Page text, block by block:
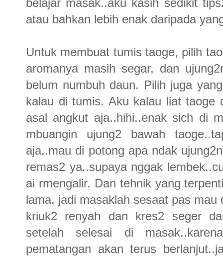
atau bahkan lebih enak daripada
Untuk membuat tumis taoge, pilih
aromanya masih segar, dan
belum numbuh daun. Pilih juga
kalau di tumis. Aku kalau liat taoge
asal angkut aja..hihi..enak sich di
mbuangin ujung2 bawah
aja..mau di potong apa ndak
remas2 ya..supaya nggak
ai rmengalir. Dan tehnik yang
lama, jadi masaklah sesaat pas
kriuk2 renyah dan kres2 seger
setelah selesai di
pematangan akan terus